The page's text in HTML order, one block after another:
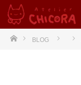
ホームBLOG